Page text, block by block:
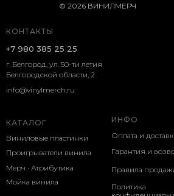
КОНТАКТЫ
г. Белгород, ул. 50-ти летия
Белгородской области, 2
КАТАЛОГ
Виниловые пластинки
ИНФО
Оплата и
+7 980 385 25 25
Проигрыватели винила
Мерч · Атрибутика
Мойка винила
Гарантия и
Политика
Правила
© 2026 ВИНИЛМЕРЧ
info@vinylmerch.ru